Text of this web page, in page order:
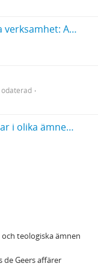
Handlingar rörande hans offentliga verksamhet: Anteckningar om bergmästareförrättningar i Södermanland, Östergötland och Småland
odaterad
"Alexandriana". Diverse anteckningar i olika ämnen. Tom 1-2. 2 band
teologiska ämnen
de Geers affärer